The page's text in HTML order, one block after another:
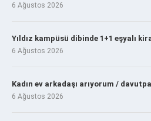
6 Ağustos 2026
Yıldız kampüsü dibinde 1+1 eşyalı
6 Ağustos 2026
Kadın ev arkadaşı arıyorum /
6 Ağustos 2026